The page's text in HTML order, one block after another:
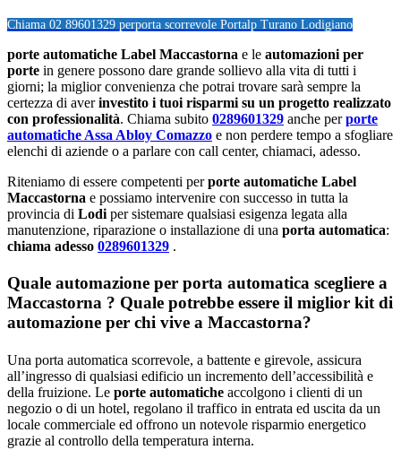
Chiama 02 89601329 perporta scorrevole Portalp Turano Lodigiano
porte automatiche Label Maccastorna e le automazioni per
porte in genere possono dare grande sollievo alla vita di tutti i
giorni; la miglior convenienza che potrai trovare sarà sempre la
certezza di averinvestito i tuoi risparmi su un progetto realizzato
con professionalità. Chiama subito 0289601329 anche perporte
automatiche Assa Abloy Comazzo e non perdere tempo a sfogliare
elenchi di aziende o a parlare con call center, chiamaci, adesso.
Riteniamo di essere competenti perporte automatiche Label
Maccastorna e possiamo intervenire con successo in tutta la
provincia di Lodi per sistemare qualsiasi esigenza legata alla
manutenzione, riparazione o installazione di una porta automatica:
chiama adesso 0289601329 .
Quale automazione per porta automatica scegliere a
Maccastorna ? Quale potrebbe essere il miglior kit di
automazione per chi vive a Maccastorna?
Una porta automatica scorrevole, a battente e girevole, assicura
all’ingresso di qualsiasi edificio un incremento dell’accessibilità e
della fruizione. Le porte automatiche accolgono i clienti di un
negozio o di un hotel, regolano il traffico in entrata ed uscita da un
locale commerciale ed offrono un notevole risparmio energetico
grazie al controllo della temperatura interna.